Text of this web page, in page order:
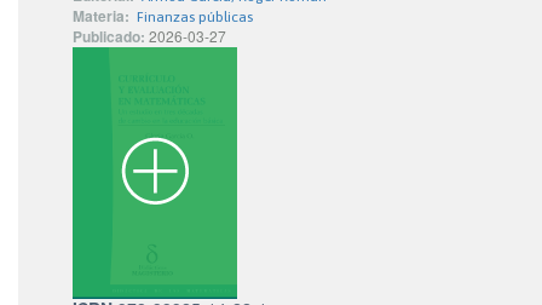
Materia: Finanzas públicas
Publicado: 2026-03-27